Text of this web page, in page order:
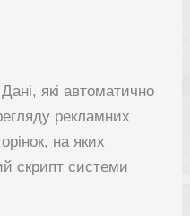
які автоматично
рекламних
на яких
скрипт системи